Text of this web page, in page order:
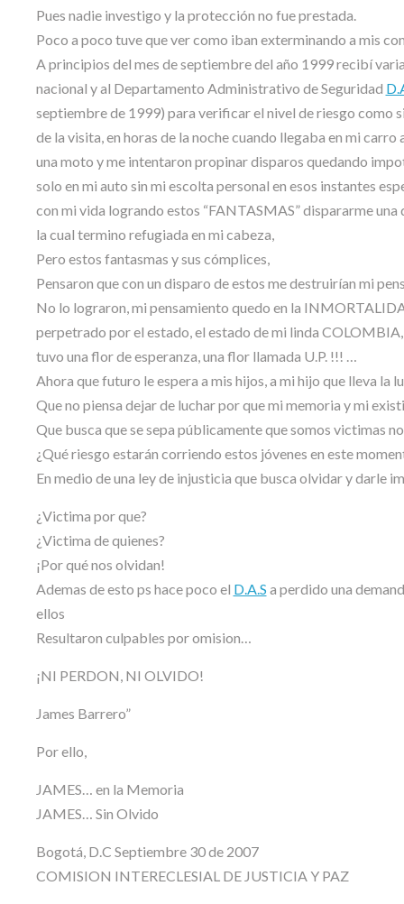
Pues nadie investigo y la protección no fue prestada.
Poco a poco tuve que ver como iban exterminando a mis
A principios del mes de septiembre del año 1999 recibí
nacional y al Departamento Administrativo de Seguridad
septiembre de 1999) para verificar el nivel de riesgo como
de la visita, en horas de la noche cuando llegaba en mi
una moto y me intentaron propinar disparos quedando
solo en mi auto sin mi escolta personal en esos instantes
con mi vida logrando estos “FANTASMAS” dispararme
la cual termino refugiada en mi cabeza,
Pero estos fantasmas y sus cómplices,
Pensaron que con un disparo de estos me destruirían mi
No lo lograron, mi pensamiento quedo en la
perpetrado por el estado, el estado de mi linda
tuvo una flor de esperanza, una flor llamada U.P. !!! …
Ahora que futuro le espera a mis hijos, a mi hijo que lleva la
Que no piensa dejar de luchar por que mi memoria y mi
Que busca que se sepa públicamente que somos victimas
¿Qué riesgo estarán corriendo estos jóvenes en este
En medio de una ley de injusticia que busca olvidar y darle
¿Victima por que?
¿Victima de quienes?
¡Por qué nos olvidan!
Ademas de esto ps hace poco el D.A.S a perdido una
ellos
Resultaron culpables por omision…
¡NI PERDON, NI OLVIDO!
James Barrero”
Por ello,
JAMES… en la Memoria
JAMES… Sin Olvido
Bogotá, D.C Septiembre 30 de 2007
COMISION INTERECLESIAL DE JUSTICIA Y PAZ